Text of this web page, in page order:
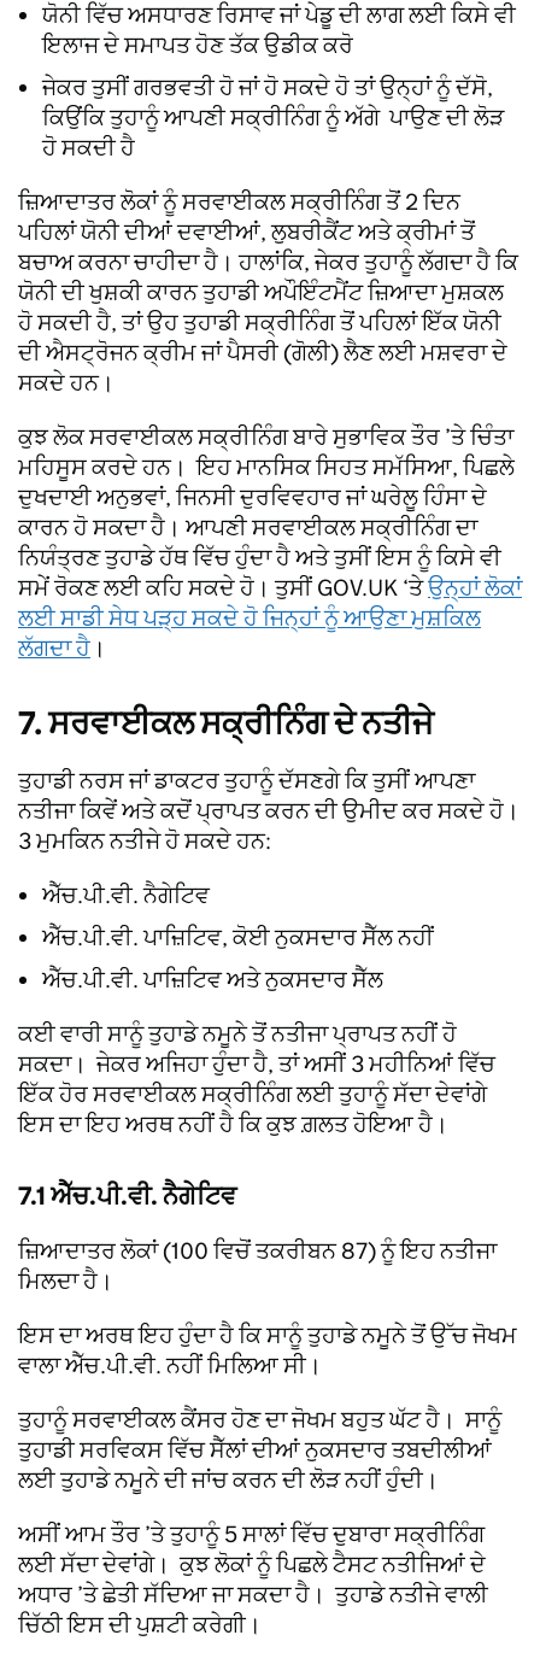
ਯੋਨੀ ਵਿੱਚ ਅਸਧਾਰਣ ਰਿਸਾਵ ਜਾਂ ਪੇਡੂ ਦੀ ਲਾਗ ਲਈ ਕਿਸੇ ਵੀ
ਇਲਾਜ ਦੇ ਸਮਾਪਤ ਹੋਣ ਤੱਕ ਉਡੀਕ ਕਰੋ
ਜੇਕਰ ਤੁਸੀਂ ਗਰਭਵਤੀ ਹੋ ਜਾਂ ਹੋ ਸਕਦੇ ਹੋ ਤਾਂ ਉਨ੍ਹਾਂ ਨੂੰ ਦੱਸੋ,
ਕਿਉਂਕਿ ਤੁਹਾਨੂੰ ਆਪਣੀ ਸਕ੍ਰੀਨਿੰਗ ਨੂੰ ਅੱਗੇ ਪਾਉਣ ਦੀ ਲੋੜ
ਹੋ ਸਕਦੀ ਹੈ
ਜ਼ਿਆਦਾਤਰ ਲੋਕਾਂ ਨੂੰ ਸਰਵਾਈਕਲ ਸਕ੍ਰੀਨਿੰਗ ਤੋਂ 2 ਦਿਨ
ਪਹਿਲਾਂ ਯੋਨੀ ਦੀਆਂ ਦਵਾਈਆਂ, ਲੁਬਰੀਕੈਂਟ ਅਤੇ ਕ੍ਰੀਮਾਂ ਤੋਂ
ਬਚਾਅ ਕਰਨਾ ਚਾਹੀਦਾ ਹੈ। ਹਾਲਾਂਕਿ, ਜੇਕਰ ਤੁਹਾਨੂੰ ਲੱਗਦਾ ਹੈ ਕਿ
ਯੋਨੀ ਦੀ ਖੁਸ਼ਕੀ ਕਾਰਨ ਤੁਹਾਡੀ ਅਪੌਇੰਟਮੈਂਟ ਜ਼ਿਆਦਾ ਮੁਸ਼ਕਲ
ਹੋ ਸਕਦੀ ਹੈ, ਤਾਂ ਉਹ ਤੁਹਾਡੀ ਸਕ੍ਰੀਨਿੰਗ ਤੋਂ ਪਹਿਲਾਂ ਇੱਕ ਯੋਨੀ
ਦੀ ਐਸਟ੍ਰੋਜਨ ਕ੍ਰੀਮ ਜਾਂ ਪੈਸਰੀ (ਗੋਲੀ) ਲੈਣ ਲਈ ਮਸ਼ਵਰਾ ਦੇ
ਸਕਦੇ ਹਨ।
ਕੁਝ ਲੋਕ ਸਰਵਾਈਕਲ ਸਕ੍ਰੀਨਿੰਗ ਬਾਰੇ ਸੁਭਾਵਿਕ ਤੌਰ ’ਤੇ ਚਿੰਤਾ
ਮਹਿਸੂਸ ਕਰਦੇ ਹਨ। ਇਹ ਮਾਨਸਿਕ ਸਿਹਤ ਸਮੱਸਿਆ, ਪਿਛਲੇ
ਦੁਖਦਾਈ ਅਨੁਭਵਾਂ, ਜਿਨਸੀ ਦੁਰਵਿਵਹਾਰ ਜਾਂ ਘਰੇਲੂ ਹਿੰਸਾ ਦੇ
ਕਾਰਨ ਹੋ ਸਕਦਾ ਹੈ। ਆਪਣੀ ਸਰਵਾਈਕਲ ਸਕ੍ਰੀਨਿੰਗ ਦਾ
ਨਿਯੰਤ੍ਰਣ ਤੁਹਾਡੇ ਹੱਥ ਵਿੱਚ ਹੁੰਦਾ ਹੈ ਅਤੇ ਤੁਸੀਂ ਇਸ ਨੂੰ ਕਿਸੇ ਵੀ
ਸਮੇਂ ਰੋਕਣ ਲਈ ਕਹਿ ਸਕਦੇ ਹੋ। ਤੁਸੀਂ GOV.UK ‘ਤੇਉਨ੍ਹਾਂ ਲੋਕਾਂ
ਲਈ ਸਾਡੀ ਸੇਧ ਪੜ੍ਹ ਸਕਦੇ ਹੋ ਜਿਨ੍ਹਾਂ ਨੂੰ ਆਉਣਾ ਮੁਸ਼ਕਿਲ
ਲੱਗਦਾ ਹੈ ।
7. ਸਰਵਾਈਕਲ ਸਕ੍ਰੀਨਿੰਗ ਦੇ ਨਤੀਜੇ
ਤੁਹਾਡੀ ਨਰਸ ਜਾਂ ਡਾਕਟਰ ਤੁਹਾਨੂੰ ਦੱਸਣਗੇ ਕਿ ਤੁਸੀਂ ਆਪਣਾ
ਨਤੀਜਾ ਕਿਵੇਂ ਅਤੇ ਕਦੋਂ ਪ੍ਰਾਪਤ ਕਰਨ ਦੀ ਉਮੀਦ ਕਰ ਸਕਦੇ ਹੋ।
3 ਮੁਮਕਿਨ ਨਤੀਜੇ ਹੋ ਸਕਦੇ ਹਨ:
ਐੱਚ.ਪੀ.ਵੀ. ਨੈਗੇਟਿਵ
ਐੱਚ.ਪੀ.ਵੀ. ਪਾਜ਼ਿਟਿਵ, ਕੋਈ ਨੁਕਸਦਾਰ ਸੈੱਲ ਨਹੀਂ
ਐੱਚ.ਪੀ.ਵੀ. ਪਾਜ਼ਿਟਿਵ ਅਤੇ ਨੁਕਸਦਾਰ ਸੈੱਲ
ਕਈ ਵਾਰੀ ਸਾਨੂੰ ਤੁਹਾਡੇ ਨਮੂਨੇ ਤੋਂ ਨਤੀਜਾ ਪ੍ਰਾਪਤ ਨਹੀਂ ਹੋ
ਸਕਦਾ। ਜੇਕਰ ਅਜਿਹਾ ਹੁੰਦਾ ਹੈ, ਤਾਂ ਅਸੀਂ 3 ਮਹੀਨਿਆਂ ਵਿੱਚ
ਇੱਕ ਹੋਰ ਸਰਵਾਈਕਲ ਸਕ੍ਰੀਨਿੰਗ ਲਈ ਤੁਹਾਨੂੰ ਸੱਦਾ ਦੇਵਾਂਗੇ
ਇਸ ਦਾ ਇਹ ਅਰਥ ਨਹੀਂ ਹੈ ਕਿ ਕੁਝ ਗ਼ਲਤ ਹੋਇਆ ਹੈ।
7.1 ਐੱਚ.ਪੀ.ਵੀ. ਨੈਗੇਟਿਵ
ਜ਼ਿਆਦਾਤਰ ਲੋਕਾਂ (100 ਵਿਚੋਂ ਤਕਰੀਬਨ 87) ਨੂੰ ਇਹ ਨਤੀਜਾ
ਮਿਲਦਾ ਹੈ।
ਇਸ ਦਾ ਅਰਥ ਇਹ ਹੁੰਦਾ ਹੈ ਕਿ ਸਾਨੂੰ ਤੁਹਾਡੇ ਨਮੂਨੇ ਤੋਂ ਉੱਚ ਜੋਖਮ
ਵਾਲਾ ਐੱਚ.ਪੀ.ਵੀ. ਨਹੀਂ ਮਿਲਿਆ ਸੀ।
ਤੁਹਾਨੂੰ ਸਰਵਾਈਕਲ ਕੈਂਸਰ ਹੋਣ ਦਾ ਜੋਖਮ ਬਹੁਤ ਘੱਟ ਹੈ। ਸਾਨੂੰ
ਤੁਹਾਡੀ ਸਰਵਿਕਸ ਵਿੱਚ ਸੈੱਲਾਂ ਦੀਆਂ ਨੁਕਸਦਾਰ ਤਬਦੀਲੀਆਂ
ਲਈ ਤੁਹਾਡੇ ਨਮੂਨੇ ਦੀ ਜਾਂਚ ਕਰਨ ਦੀ ਲੋੜ ਨਹੀਂ ਹੁੰਦੀ।
ਅਸੀਂ ਆਮ ਤੌਰ ’ਤੇ ਤੁਹਾਨੂੰ 5 ਸਾਲਾਂ ਵਿੱਚ ਦੁਬਾਰਾ ਸਕ੍ਰੀਨਿੰਗ
ਲਈ ਸੱਦਾ ਦੇਵਾਂਗੇ। ਕੁਝ ਲੋਕਾਂ ਨੂੰ ਪਿਛਲੇ ਟੈਸਟ ਨਤੀਜਿਆਂ ਦੇ
ਅਧਾਰ ’ਤੇ ਛੇਤੀ ਸੱਦਿਆ ਜਾ ਸਕਦਾ ਹੈ। ਤੁਹਾਡੇ ਨਤੀਜੇ ਵਾਲੀ
ਚਿੱਠੀ ਇਸ ਦੀ ਪੁਸ਼ਟੀ ਕਰੇਗੀ।